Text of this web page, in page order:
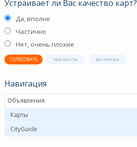
Устраивает ли Вас качество карт?
Да, вполне
Частично
Нет, очень плохие
ГОЛОСОВАТЬ РЕЗУЛЬТАТЫ ВСЕ ОПРОСЫ
Навигация
Объявления
Карты
CityGuide